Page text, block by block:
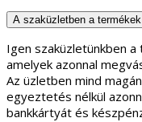
A szaküzletben a
Igen szaküzletünkben
amelyek azonnal
Az üzletben mind
egyeztetés nélkül
bankkártyát és